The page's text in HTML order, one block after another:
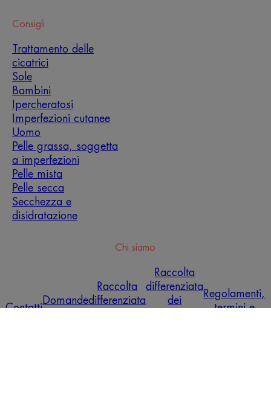
Consigli
Trattamento delle
cicatrici
Sole
Bambini
Ipercheratosi
Imperfezioni cutanee
Uomo
Pelle grassa, soggetta
a imperfezioni
Pelle mista
Pelle secca
Secchezza e
disidratazione
Chi siamo
Contatti
Domande
Raccolta
differenziata
Raccolta
differenziata
dei
Regolamenti,
termini e